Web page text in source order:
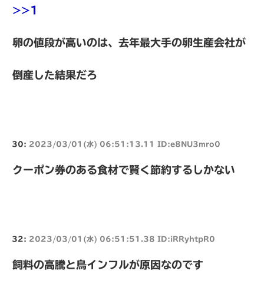
>>1
卵の値段が高いのは、去年最大手の卵生産会社が
倒産した結果だろ
30: 2023/03/01(水) 06:51:13.11 ID:e8NU3mro0
クーポン券のある食材で賢く節約するしかない
32: 2023/03/01(水) 06:51:51.38 ID:iRRyhtpR0
飼料の高騰と鳥インフルが原因なのです